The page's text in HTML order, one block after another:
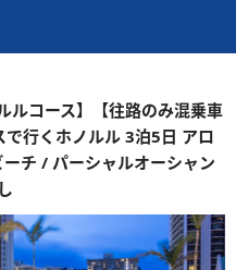
ルコース】【往路のみ混乗車
行くホノルル 3泊5日 アロ
チ / パーシャルオーシャン